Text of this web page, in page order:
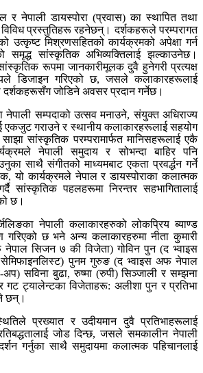
र नेपाली डायस्पोरा (प्रवास) का स्थापित तथा
प्रस्तुतिहरू रहनेछन्। दर्शकहरूले परम्परागत
उत्कृष्ट मिश्रणसहितको कार्यक्रमको अपेक्षा गर्न
सांस्कृतिक अभिव्यक्तिलाई झल्काउनेछ।
रूपमा जानकारीमूलक दुवै हुनेगरी प्रत्यक्ष
डिजाइन गरिएको छ, जसले कलाकारहरूलाई
दर्शकहरूसँग जोडिने अवसर प्रदान गर्नेछ।
नेपाली सम्पदाको उत्सव मनाउने, संयुक्त अधिराज्य
एकजुट गराउने र स्थानीय कलाकारहरूलाई सहयोग
सांस्कृतिक परम्परामार्फत मानिसहरूलाई एकै
नेपाली समुदाय र सोभन्दा बाहिर पनि
साथै संगीतको माध्यमबाट एकता प्रवर्द्धन गर्ने
यो कार्यक्रमले नेपाल र डायस्पोराका कलात्मक
सांस्कृतिक पहलहरूमा निरन्तर सहभागितालाई
छ।
नेपाली कलाकारहरुको लोकप्रिय ब्याण्ड
गरिएको छ भने अन्य कलाकारहरुमा नीता कुमारी
सिजन ७ की विजेता) गोविन पुन (द भ्वाइस
पुनम गुरुङ (द भ्वाइस अफ नेपाल
सविना बुढा, रुष्मा (रुपी) सिञ्जाली र सम्झना
गट ट्यालेन्टका विजेताहरू: अलीशा पुन र प्रतिभा
छन्।
प्रख्यात र उदीयमान दुवै प्रतिभाहरूलाई
जोड दिन्छ, जसले समकालीन नेपाली
गर्नुका साथै समुदायमा कलात्मक पहिचानलाई